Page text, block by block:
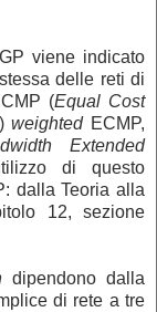
viene indicato
delle reti di
(Equal Cost
weighted ECMP,
Extended
di questo
dalla Teoria alla
12, sezione
dipendono dalla
di rete a tre